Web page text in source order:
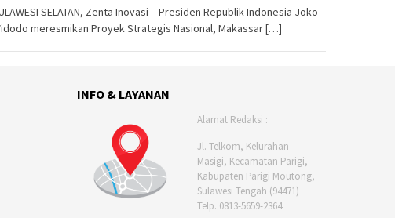
SELATAN, Zenta Inovasi – Presiden Republik Indonesia Joko
meresmikan Proyek Strategis Nasional, Makassar […]
INFO & LAYANAN
Alamat Redaksi :
Jl. Telkom, Kelurahan
Masigi, Kecamatan Parigi,
Kabupaten Parigi Moutong,
Sulawesi Tengah (94471)
Telp. 0813-5659-2364